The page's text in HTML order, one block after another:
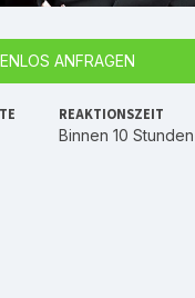
ANFRAGEN
REAKTIONSZEIT
Binnen 10 Stunden